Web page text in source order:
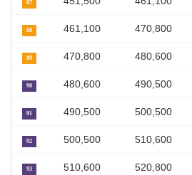
87
88 461,100 470,800
89 470,800 480,600
90 480,600 490,500
91 490,500 500,500
92 500,500 510,600
93 510,600 520,800